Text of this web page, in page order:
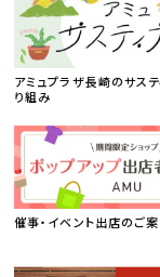
アミュプラザ長崎のサス
り組み
催事・イベント出店のご